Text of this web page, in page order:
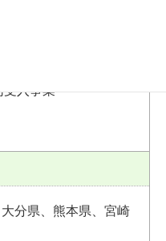
受入事業
分県、熊本県、宮崎